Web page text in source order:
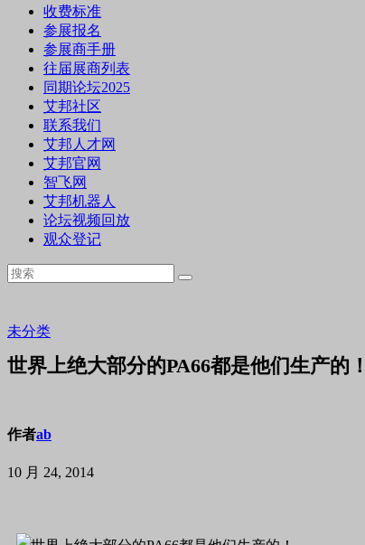
收费标准
参展报名
参展商手册
往届展商列表
同期论坛2025
艾邦社区
联系我们
艾邦人才网
艾邦官网
智飞网
艾邦机器人
论坛视频回放
观众登记
未分类
世界上绝大部分的PA66都是他们生产的！
作者ab
10 月 24, 2014